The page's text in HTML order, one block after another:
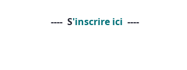
----  S'inscrire ici ----